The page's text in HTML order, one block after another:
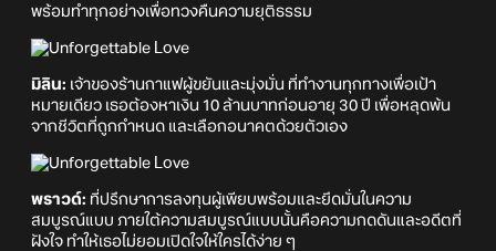
พร้อมทำทุกอย่างเพื่อทวงคืนความยุติธรรม
มิลิน: เจ้าของร้านกาแฟผู้ขยันและมุ่งมั่น ที่ทำงานทุกทางเพื่อเป้า
หมายเดียว เธอต้องหาเงิน 10 ล้านบาทก่อนอายุ 30 ปี เพื่อหลุดพ้น
จากชีวิตที่ถูกกำหนด และเลือกอนาคตด้วยตัวเอง
พราวด์: ที่ปรึกษาการลงทุนผู้เพียบพร้อมและยึดมั่นในความ
สมบูรณ์แบบ ภายใต้ความสมบูรณ์แบบนั้นคือความกดดันและอดีตที่
ฝังใจ ทำให้เธอไม่ยอมเปิดใจให้ใครได้ง่าย ๆ